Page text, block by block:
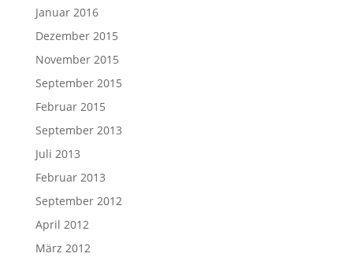
Januar 2016
Dezember 2015
November 2015
September 2015
Februar 2015
September 2013
Juli 2013
Februar 2013
September 2012
April 2012
März 2012